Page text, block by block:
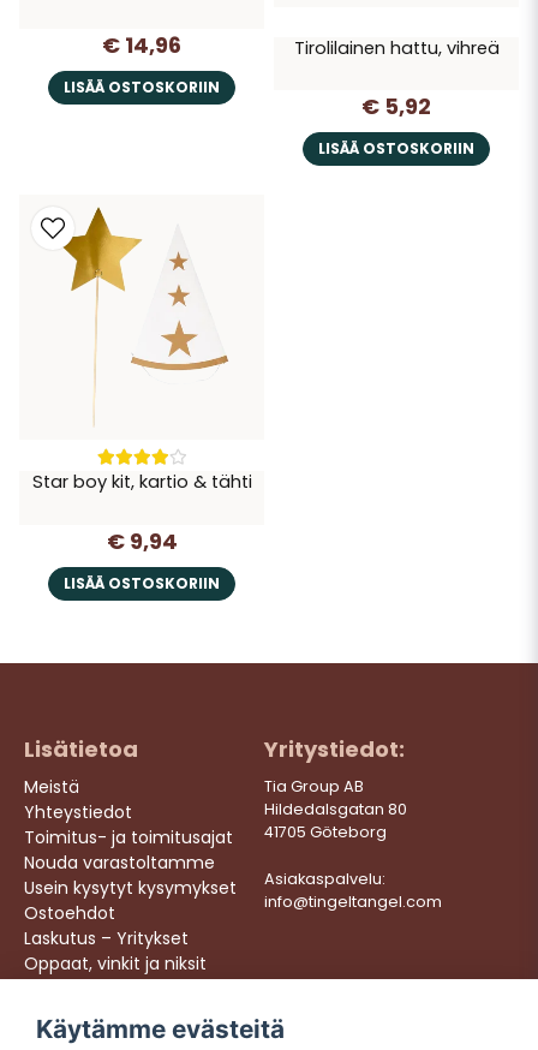
€ 14,96
LISÄÄ OSTOSKORIIN
Tirolilainen hattu, vihreä
€ 5,92
LISÄÄ OSTOSKORIIN
Star boy kit, kartio & tähti
€ 9,94
LISÄÄ OSTOSKORIIN
Lisätietoa
Meistä
Yhteystiedot
Toimitus- ja toimitusajat
Nouda varastoltamme
Usein kysytyt kysymykset
Ostoehdot
Laskutus – Yritykset
Oppaat, vinkit ja niksit
Yritystiedot:
Tia Group AB
Hildedalsgatan 80
41705 Göteborg
Asiakaspalvelu:
info@tingeltangel.com
Följ oss:
Käytämme evästeitä